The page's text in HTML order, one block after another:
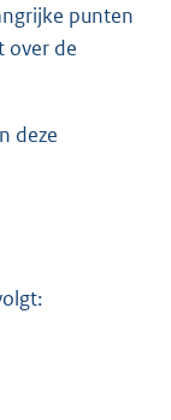
punten
over de
deze